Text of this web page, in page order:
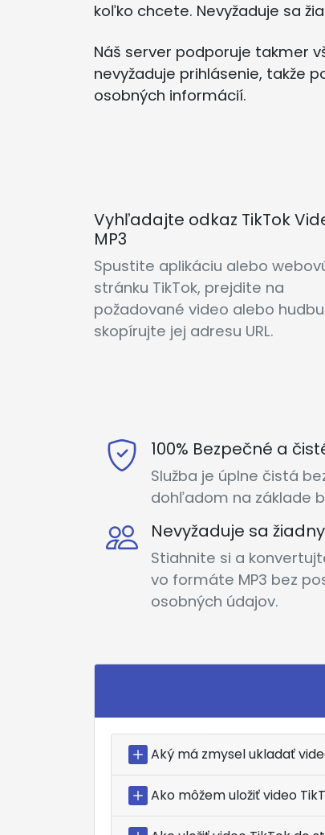
koľko chcete. Nevyžaduje sa
Náš server podporuje takmer
nevyžaduje prihlásenie, takže
osobných informácií.
Vyhľadajte odkaz TikTok
MP3
Spustite aplikáciu alebo
stránku TikTok, prejdite na
požadované video alebo
skopírujte jej adresu URL.
100% Bezpečné a
Služba je úplne čistá
dohľadom na základe
Nevyžaduje sa
Stiahnite si a
vo formáte MP3 bez
osobných údajov.
Aký má zmysel ukladať
Ako môžem uložiť video